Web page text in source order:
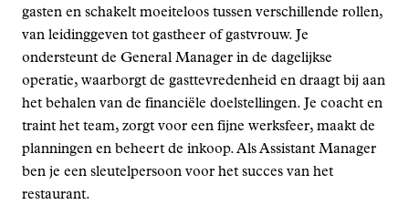
gasten en schakelt moeiteloos tussen verschillende rollen,
van leidinggeven tot gastheer of gastvrouw. Je
ondersteunt de General Manager in de dagelijkse
operatie, waarborgt de gasttevredenheid en draagt bij aan
het behalen van de financiële doelstellingen. Je coacht en
traint het team, zorgt voor een fijne werksfeer, maakt de
planningen en beheert de inkoop. Als Assistant Manager
ben je een sleutelpersoon voor het succes van het
restaurant.